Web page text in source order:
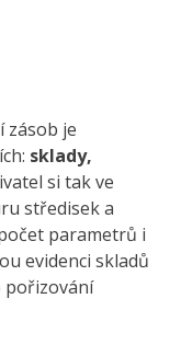
zásob je
sklady,
si tak ve
středisek a
parametrů i
evidenci skladů
pořizování